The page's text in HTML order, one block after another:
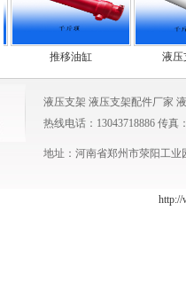
推移油缸 液压支
液压支架 液压支架配件厂家
热线电话：13043718886 传真
地址：河南省郑州市荥阳工业
http://